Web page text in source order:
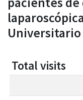
Universitario
Total visits